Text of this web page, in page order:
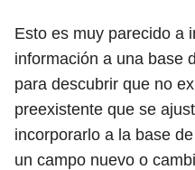
Esto es muy parecido a
información a una base
para descubrir que no
preexistente que se
incorporarlo a la base
un campo nuevo o